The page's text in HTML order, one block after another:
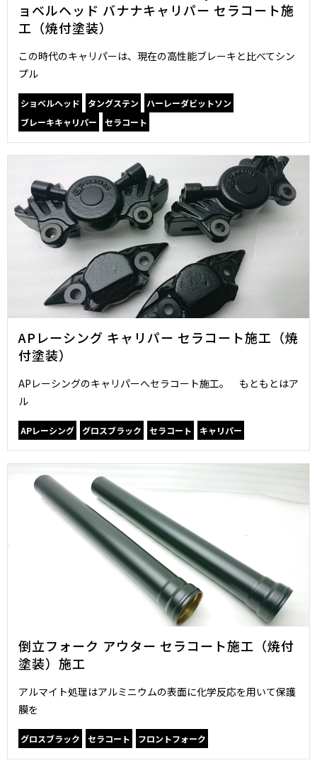
ョベルヘッド バナナキャリパー セラコート施
工（焼付塗装）
この時代のキャリパーは、現在の高性能ブレーキと比べてシン
プル
ショベルヘッド タングステン
ハーレーダビットソン
ブレーキキャリパー
セラコート
APレーシング キャリパー セラコート施工（焼
付塗装）
APレーシングのキャリパーへセラコート施工。 もともとはア
ル
APレーシング グロスブラック セラコート キャリパー
倒立フォーク アウター セラコート施工（焼付
塗装）施工
アルマイト処理はアルミニウムの表面に化学反応を用いて保護
膜を
グロスブラック セラコート フロントフォーク